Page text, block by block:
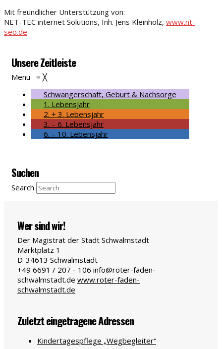
Mit freundlicher Unterstützung von:
NET-TEC internet Solutions, Inh. Jens Kleinholz, www.nt-
seo.de
Unsere Zeitleiste
Menu ≡ ╳
Schwangerschaft, Geburt & Nachsorge
1. Lebensjahr
2. + 3. Lebensjahr
3. – 6. Lebensjahr
6. – 10. Lebensjahr
Suchen
Search
Wer sind wir!
Der Magistrat der Stadt Schwalmstadt
Marktplatz 1
D-34613 Schwalmstadt
+49 6691 / 207 - 106 info@roter-faden-
schwalmstadt.de www.roter-faden-
schwalmstadt.de
Zuletzt eingetragene Adressen
Kindertagespflege „Wegbegleiter“